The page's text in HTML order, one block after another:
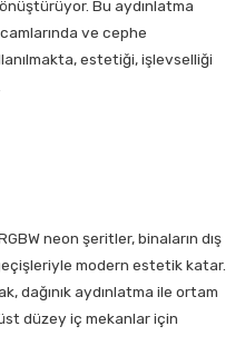
Bu aydınlatma
ve cephe
estetiği, işlevselliği
neon şeritler, binaların dış
modern estetik katar.
dağınık aydınlatma ile ortam
düzey iç mekanlar için